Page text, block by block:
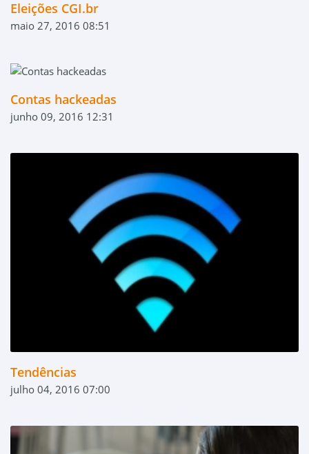
Eleições CGI.br
maio 27, 2016 08:51
Contas hackeadas
junho 09, 2016 12:31
Tendências
julho 04, 2016 07:00